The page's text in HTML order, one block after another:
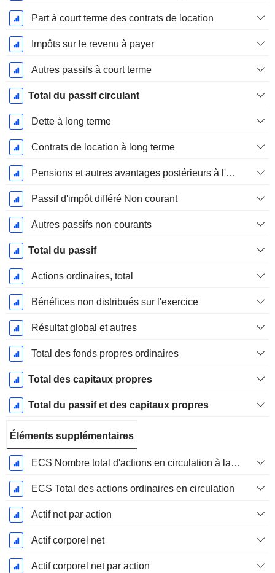
Part à court terme des contrats de location
Impôts sur le revenu à payer
Autres passifs à court terme
Total du passif circulant
Dette à long terme
Contrats de location à long terme
Pensions et autres avantages postérieurs à l'emploi
Passif d'impôt différé Non courant
Autres passifs non courants
Total du passif
Actions ordinaires, total
Bénéfices non distribués sur l'exercice
Résultat global et autres
Total des fonds propres ordinaires
Total des capitaux propres
Total du passif et des capitaux propres
Éléments supplémentaires
ECS Nombre total d'actions en circulation à la date de dépôt
ECS Total des actions ordinaires en circulation
Actif net par action
Actif corporel net
Actif corporel net par action